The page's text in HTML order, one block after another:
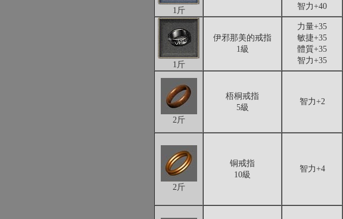
1斤
智力+40
1斤
伊邪那美的戒指
1級
力量+35
敏捷+35
體質+35
智力+35
2斤
梧桐戒指
5級
智力+2
2斤
铜戒指
10級
智力+4